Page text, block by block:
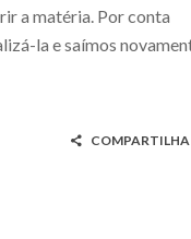
a matéria. Por conta
la e saímos